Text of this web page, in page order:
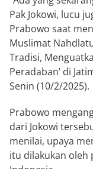
Pak Jokowi, lucu
Prabowo saat
Muslimat
Tradisi,
Peradaban’ di
Senin (10/2/2025).
Prabowo
dari Jokowi
menilai, upaya
itu dilakukan oleh